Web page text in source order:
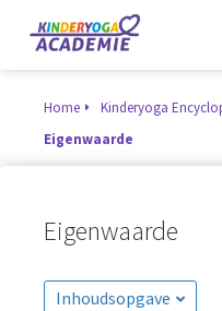
Home Kinderyoga
Eigenwaarde
Eigenwaarde
Inhoudsopgave